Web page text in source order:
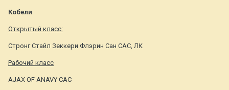
Кобели
Открытый класс:
Стронг Стайл Зеккери Флэрин Сан САС, ЛК
Рабочий класс
AJAX OF ANAVY САС